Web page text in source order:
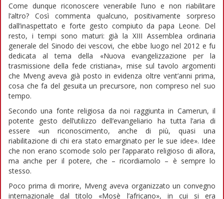
Come dunque riconoscere venerabile l’uno e non riabilitare
l’altro? Così commenta qualcuno, positivamente sorpreso
dall’inaspettato e forte gesto compiuto da papa Leone. Del
resto, i tempi sono maturi: già la XIII Assemblea ordinaria
generale del Sinodo dei vescovi, che ebbe luogo nel 2012 e fu
dedicata al tema della «Nuova evangelizzazione per la
trasmissione della fede cristiana», mise sul tavolo argomenti
che Mveng aveva già posto in evidenza oltre vent’anni prima,
cosa che fa del gesuita un precursore, non compreso nel suo
tempo.
Secondo una fonte religiosa da noi raggiunta in Camerun, il
potente gesto dell’utilizzo dell’evangeliario ha tutta l’aria di
essere «un riconoscimento, anche di più, quasi una
riabilitazione di chi era stato emarginato per le sue idee». Idee
che non erano scomode solo per l’apparato religioso di allora,
ma anche per il potere, che – ricordiamolo – è sempre lo
stesso.
Poco prima di morire, Mveng aveva organizzato un convegno
internazionale dal titolo «Mosè l’africano», in cui si era